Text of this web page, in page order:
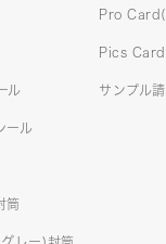
ル
ール
筒
Pro Card(
Pics
サンプル